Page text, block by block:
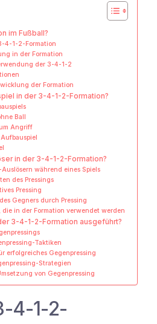
im Fußball?
4-1-2-Formation
in der Formation
der 3-4-1-2
der Formation
in der 3-4-1-2-Formation?
Ball
Angriff
in der 3-4-1-2-Formation?
während eines Spiels
des Pressings
Pressing
Gegners durch Pressing
in der Formation verwendet werden
3-4-1-2-Formation ausgeführt?
Taktiken
erfolgreiches Gegenpressing
Strategien
von Gegenpressing
4-1-2-